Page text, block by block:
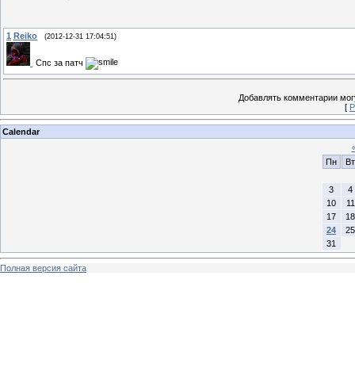
1 Reiko (2012-12-31 17:04:51)
Спс за патч
Добавлять комментарии
[
Calendar
Пн
Вт
3
4
10
11
17
18
24
25
31
Полная версия сайта